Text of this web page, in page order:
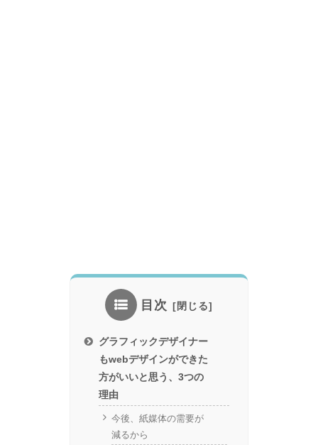
目次
グラフィックデザイナー
もwebデザインができた
方がいいと思う、3つの
理由
今後、紙媒体の需要が
減るから